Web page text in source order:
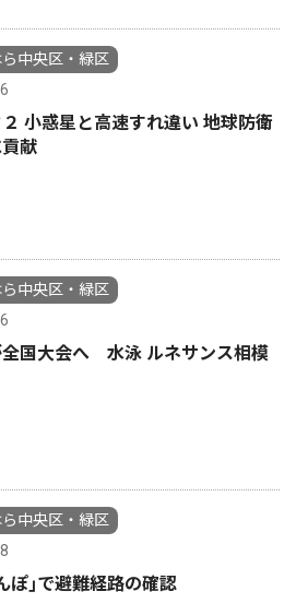
中央区・緑区
小惑星と高速すれ違い 地球防衛
献
中央区・緑区
全国大会へ 水泳 ルネサンス相模
中央区・緑区
ぽ｣で避難経路の確認